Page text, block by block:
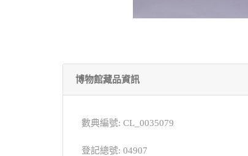
博物館藏品資訊
數典編號: CL_0035079
登記總號: 04907